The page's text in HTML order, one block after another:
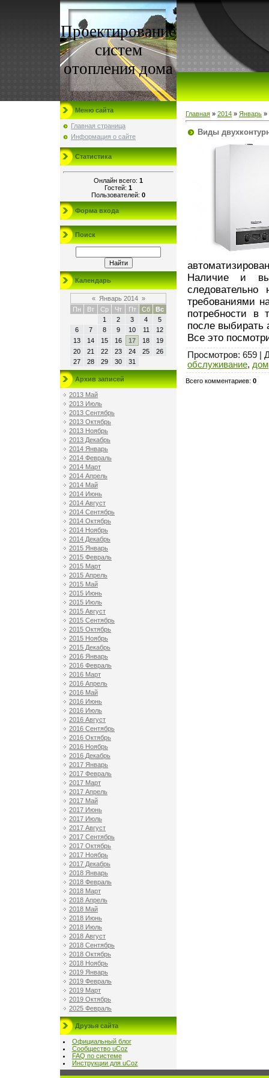
Проектирование
систем
отопления дома
Меню сайта
Главная страница
Информация о сайте
Статистика
Онлайн всего: 1
Гостей: 1
Пользователей: 0
Форма входа
Поиск
Календарь
« Январь 2014 »
Пн
Вт Ср Чт Пт Сб
Вс
1
2 3 4
5
6
7 8 9 10 11
12
13
14 15 16 17 18
19
20
21 22 23 24 25
26
27
28 29 30 31
Архив записей
2013 Май
2013 Июль
2013 Сентябрь
2013 Октябрь
2013 Ноябрь
2013 Декабрь
2014 Январь
2014 Февраль
2014 Март
2014 Апрель
2014 Май
2014 Июнь
2014 Август
2014 Сентябрь
2014 Октябрь
2014 Ноябрь
2014 Декабрь
2015 Январь
2015 Февраль
2015 Март
2015 Апрель
2015 Май
2015 Июнь
2015 Июль
2015 Август
2015 Сентябрь
2015 Октябрь
2015 Ноябрь
2015 Декабрь
2016 Январь
2016 Февраль
2016 Март
2016 Апрель
2016 Май
2016 Июнь
2016 Июль
2016 Август
2016 Сентябрь
2016 Октябрь
2016 Ноябрь
2016 Декабрь
2017 Январь
2017 Февраль
2017 Март
2017 Апрель
2017 Май
2017 Июнь
2017 Июль
2017 Август
2017 Сентябрь
2017 Октябрь
2017 Ноябрь
2017 Декабрь
2018 Январь
2018 Февраль
2018 Март
2018 Апрель
2018 Май
2018 Июнь
2018 Июль
2018 Август
2018 Сентябрь
2018 Октябрь
2018 Ноябрь
2019 Январь
2019 Февраль
2019 Март
2019 Октябрь
2025 Февраль
Друзья сайта
Официальный блог
Сообщество uCoz
FAQ по системе
Инструкции для uCoz
Главная » 2014 » Январь »
Виды
Наличие и
требованиями
потребности в
после выбирать
Все это
Просмотров: 659 |
обслуживание, дом
Всего комментариев: 0